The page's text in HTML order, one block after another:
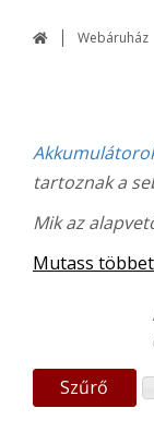
Webáruház
tartoznak a
Mik az
Mutass
Szűrő